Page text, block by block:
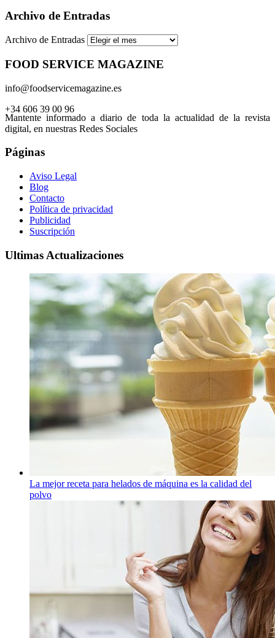
Archivo de Entradas
Archivo de Entradas
FOOD SERVICE MAGAZINE
info@foodservicemagazine.es
+34 606 39 00 96
Mantente informado a diario de toda la actualidad de la revista
digital, en nuestras Redes Sociales
Páginas
Aviso Legal
Blog
Contacto
Política de privacidad
Publicidad
Suscripción
Ultimas Actualizaciones
La mejor receta para helados de máquina es la calidad del
polvo